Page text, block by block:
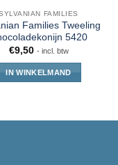
FAMILIES
Families Tweeling
5420
€9,50 - incl. btw
IN WINKELMAND